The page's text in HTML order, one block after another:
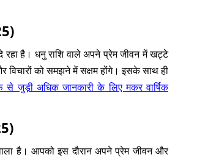
है। धनु राशि वाले अपने प्रेम जीवन में खट्टे
को समझने में सक्षम होंगे। इसके साथ ही
से जुड़ी अधिक जानकारी के लिए मकर वार्षिक
है। आपको इस दौरान अपने प्रेम जीवन और